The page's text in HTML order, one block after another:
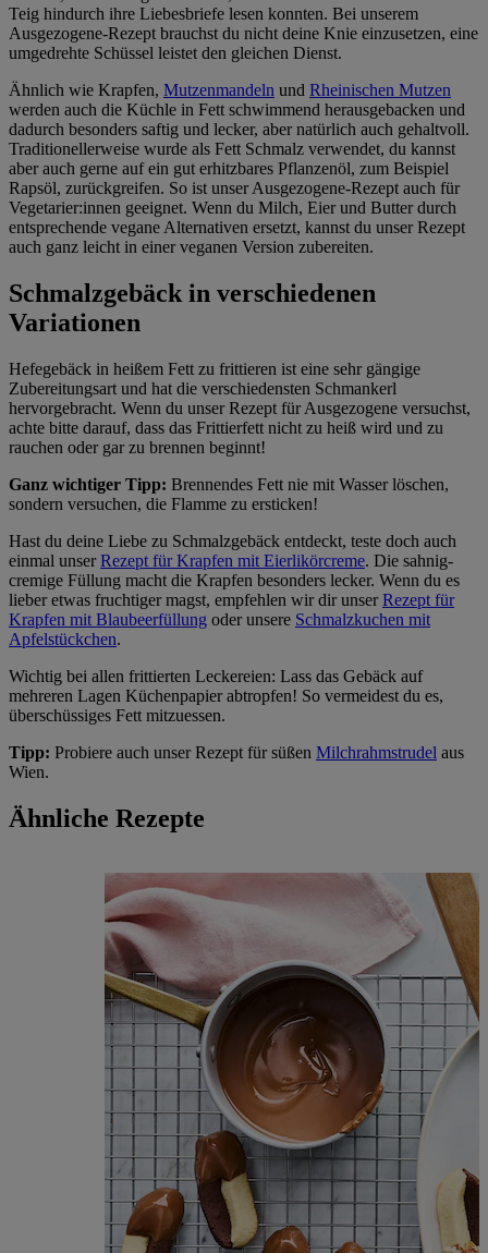
Teig hindurch ihre Liebesbriefe lesen konnten. Bei unserem
Ausgezogene-Rezept brauchst du nicht deine Knie einzusetzen, eine
umgedrehte Schüssel leistet den gleichen Dienst.
Ähnlich wie Krapfen, Mutzenmandeln und Rheinischen Mutzen
werden auch die Küchle in Fett schwimmend herausgebacken und
dadurch besonders saftig und lecker, aber natürlich auch gehaltvoll.
Traditionellerweise wurde als Fett Schmalz verwendet, du kannst
aber auch gerne auf ein gut erhitzbares Pflanzenöl, zum Beispiel
Rapsöl, zurückgreifen. So ist unser Ausgezogene-Rezept auch für
Vegetarier:innen geeignet. Wenn du Milch, Eier und Butter durch
entsprechende vegane Alternativen ersetzt, kannst du unser Rezept
auch ganz leicht in einer veganen Version zubereiten.
Schmalzgebäck in verschiedenen
Variationen
Hefegebäck in heißem Fett zu frittieren ist eine sehr gängige
Zubereitungsart und hat die verschiedensten Schmankerl
hervorgebracht. Wenn du unser Rezept für Ausgezogene versuchst,
achte bitte darauf, dass das Frittierfett nicht zu heiß wird und zu
rauchen oder gar zu brennen beginnt!
Ganz wichtiger Tipp: Brennendes Fett nie mit Wasser löschen,
sondern versuchen, die Flamme zu ersticken!
Hast du deine Liebe zu Schmalzgebäck entdeckt, teste doch auch
einmal unserRezept für Krapfen mit Eierlikörcreme. Die sahnig-
cremige Füllung macht die Krapfen besonders lecker. Wenn du es
lieber etwas fruchtiger magst, empfehlen wir dir unserRezept für
Krapfen mit Blaubeerfüllung oder unsere Schmalzkuchen mit
Apfelstückchen.
Wichtig bei allen frittierten Leckereien: Lass das Gebäck auf
mehreren Lagen Küchenpapier abtropfen! So vermeidest du es,
überschüssiges Fett mitzuessen.
Tipp: Probiere auch unser Rezept für süßen Milchrahmstrudel aus
Wien.
Ähnliche Rezepte